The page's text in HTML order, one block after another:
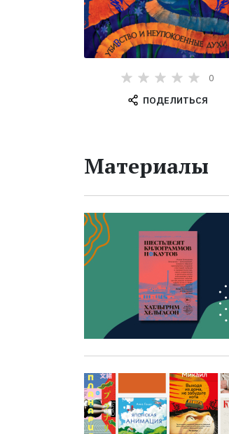
0
ПОДЕЛИТЬСЯ
Материалы